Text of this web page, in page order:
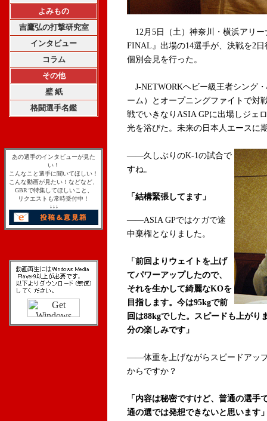
よみもの
吉鷹弘の打撃研究室
インタビュー
コラム
その他
壁 紙
格闘選手名鑑
あの選手のインタビューが見た
い！
こんなこと選手に聞いてほしい！
こんな動画が見たい！などなど、
GBRで特集してほしいこと、
リクエストも常時受付中！
↓↓↓
12月5日（土）神奈川・横浜アリー
FINAL』出場の14選手が、決戦を2
個別会見を行った。
J-NETWORKヘビー級王者シング
ーム）とオープニングファイトで対
戦でいきなりASIA GPに出場しジェ
光を浴びた。未来の日本人エースに
――久しぶりのK-1の試合で
すね。
「結構緊張してます」
――ASIA GPではケガで途
中棄権となりました。
「前回よりウェイトを上げ
てパワーアップしたので、
それを生かして綺麗なKOを
目指します。今は95kgで前
回は88kgでした。スピードも上がり
分の楽しみです」
――体重を上げながらスピードアッ
からですか？
「内容は秘密ですけど、普通の選
通の選では発想できないと思います